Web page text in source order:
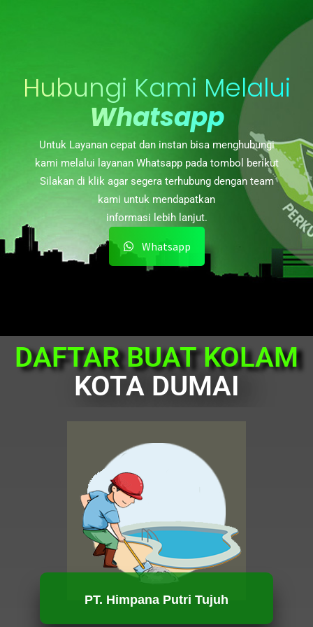
Hubungi Kami Melalui
Whatsapp
Untuk Layanan cepat dan instan bisa menghubungi
kami melalui layanan Whatsapp pada tombol berikut
Silakan di klik agar segera terhubung dengan team
kami untuk mendapatkan
informasi lebih lanjut.
Whatsapp
DAFTAR BUAT KOLAM
KOTA DUMAI
PT. Himpana Putri Tujuh